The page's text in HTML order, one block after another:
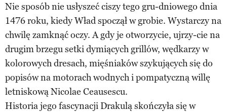
Nie sposób nie usłyszeć ciszy tego gru-dniowego dnia
1476 roku, kiedy Wład spoczął w grobie. Wystarczy na
chwilę zamknąć oczy. A gdy je otworzycie, ujrzy-cie na
drugim brzegu setki dymiących grillów, wędkarzy w
kolorowych dresach, mięśniaków szykujących się do
popisów na motorach wodnych i pompatyczną willę
letniskową Nicolae Ceausescu.
Historia jego fascynacji Drakulą skończyła się w